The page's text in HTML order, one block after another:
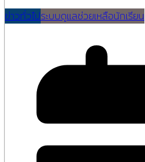
ข่าวทั่วไประบบดูแลช่วยเหลือนักเรียน